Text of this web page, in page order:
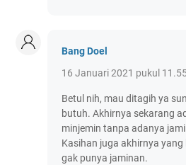
Bang Doel
16 Januari 2021 pukul
Betul nih, mau ditagih ya
butuh. Akhirnya sekarang
minjemin tanpa adanya
Kasihan juga akhirnya
gak punya jaminan.